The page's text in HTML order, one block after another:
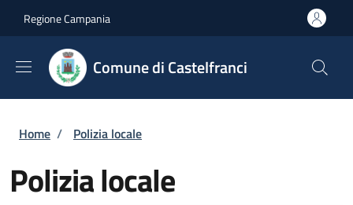
Regione Campania
Comune di Castelfranci
Briciole di pane
Home / Polizia locale
Polizia locale